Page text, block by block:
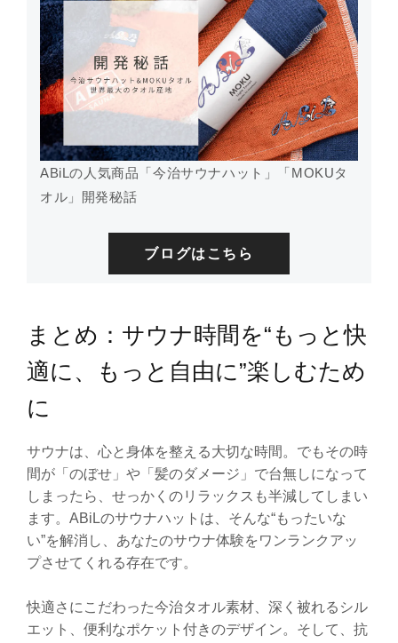
ABiLの人気商品「今治サウナハット」「MOKUタ
オル」開発秘話
ブログはこちら
まとめ：サウナ時間を“もっと快
適に、もっと自由に”楽しむため
に
サウナは、心と身体を整える大切な時間。でもその時
間が「のぼせ」や「髪のダメージ」で台無しになって
しまったら、せっかくのリラックスも半減してしまい
ます。ABiLのサウナハットは、そんな“もったいな
い”を解消し、あなたのサウナ体験をワンランクアッ
プさせてくれる存在です。
快適さにこだわった今治タオル素材、深く被れるシル
エット、便利なポケット付きのデザイン。そして、抗